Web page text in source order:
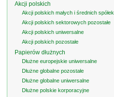
Akcji polskich
Akcji polskich małych i średnich spółek
Akcji polskich sektorowych pozostałe
Akcji polskich uniwersalne
Akcji polskich pozostałe
Papierów dłużnych
Dłużne europejskie uniwersalne
Dłużne globalne pozostałe
Dłużne globalne uniwersalne
Dłużne polskie korporacyjne